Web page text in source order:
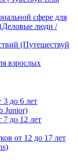
сфере для
(Деловые люди /
(Путешествуй
взрослых
3 до 6 лет
Junior)
7 до 12 лет
от 12 до 17 лет